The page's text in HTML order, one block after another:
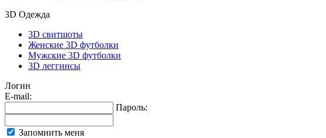
3D Одежда
3D свитшоты
Женские 3D футболки
Мужские 3D футболки
3D леггинсы
Логин
E-mail:
Пароль:
Запомнить меня